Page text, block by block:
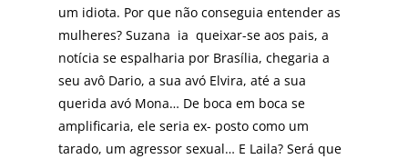
um idiota. Por que não conseguia entender as
mulheres? Suzana ia queixar-se aos pais, a
notícia se espalharia por Brasília, chegaria a
seu avô Dario, a sua avó Elvira, até a sua
querida avó Mona… De boca em boca se
amplificaria, ele seria ex- posto como um
tarado, um agressor sexual… E Laila? Será que